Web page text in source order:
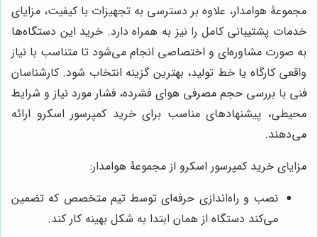
مجموعۀ هوامدار، علاوه بر دسترسی به تجهیزات با کیفیت، مزایای
خدمات پشتیبانی کامل را نیز به همراه دارد. خرید این دستگاه‌ها
به صورت مشاوره‌ای و اختصاصی انجام می‌شود تا متناسب با نیاز
واقعی کارگاه یا خط تولید، بهترین گزینه انتخاب شود. کارشناسان
فنی با بررسی حجم مصرفی هوای فشرده، فشار مورد نیاز و شرایط
محیطی، پیشنهادهای مناسب برای خرید کمپرسور اسکرو ارائه
می‌دهند.
مزایای خرید کمپرسور اسکرو از مجموعۀ هوامدار:
نصب و راه‌اندازی حرفه‌ای توسط تیم متخصص که تضمین
می‌کند دستگاه از همان ابتدا به شکل بهینه کار کند.